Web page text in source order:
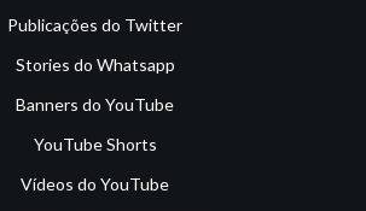
Publicações do Twitter
Stories do Whatsapp
Banners do YouTube
YouTube Shorts
Vídeos do YouTube